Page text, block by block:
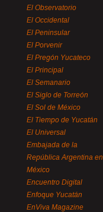
El Observatorio
El Occidental
El Peninsular
El Porvenir
El Pregón Yucateco
El Principal
El Semanario
El Siglo de Torreón
El Sol de México
El Tiempo de Yucatán
El Universal
Embajada de la
República Argentina en
México
Encuentro Digital
Enfoque Yucatán
EnViva Magazine